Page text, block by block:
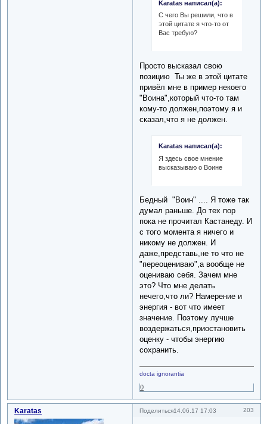
Karatas написал(а):
С чего Вы решили, что в
этой цитате я что-то от
Вас требую?
Просто высказал свою
позицию Ты же в этой цитате
привёл мне в пример некоего
"Воина",который что-то там
кому-то должен,поэтому я и
сказал,что я не должен.
Karatas написал(а):
Я здесь свое мнение
высказываю о Воине
Бедный "Воин" .... Я тоже так
думал раньше. До тех пор
пока не прочитал Кастанеду. И
с того момента я ничего и
никому не должен. И
даже,представь,не то что не
"переоцениваю",а вообще не
оцениваю себя. Зачем мне
это? Что мне делать
нечего,что ли? Намерение и
энергия - вот что имеет
значение. Поэтому лучше
воздержаться,приостановить
оценку - чтобы энергию
сохранить.
docta ignorantia
0
Поделиться 203
14.06.17 17:03
Karatas